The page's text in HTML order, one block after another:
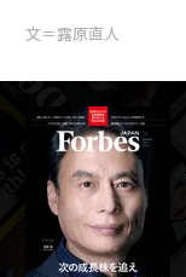
文＝露原直人